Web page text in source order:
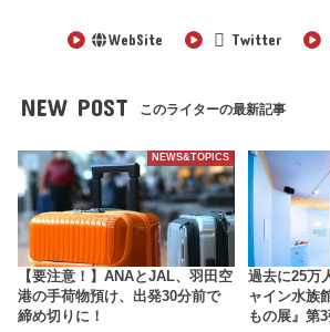
WebSite Twitter
NEW POST このライターの最新記事
NEWS&TOPICS
【要注意！】ANAとJAL、羽田空
港の手荷物預け、出発30分前で
締め切りに！
過去に25万
ャイン水族
もの展』第